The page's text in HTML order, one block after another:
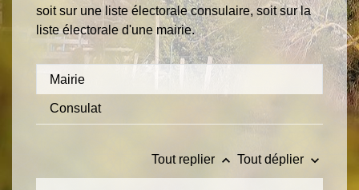
soit sur une liste électorale consulaire, soit sur la
liste électorale d'une mairie.
Mairie
Consulat
Tout replier keyboard_arrow_up Tout déplier keyboard_arrow_down